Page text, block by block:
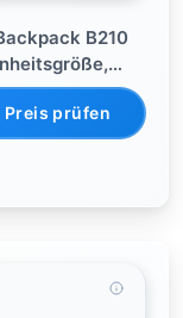
B210
Preis prüfen